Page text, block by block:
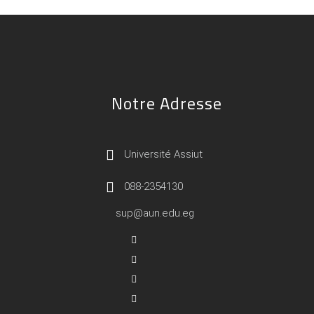
Notre Adresse
Université Assiut
088-2354130
sup@aun.edu.eg